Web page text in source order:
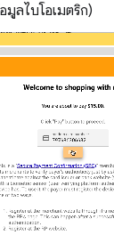
ลไบโอเมตริก)